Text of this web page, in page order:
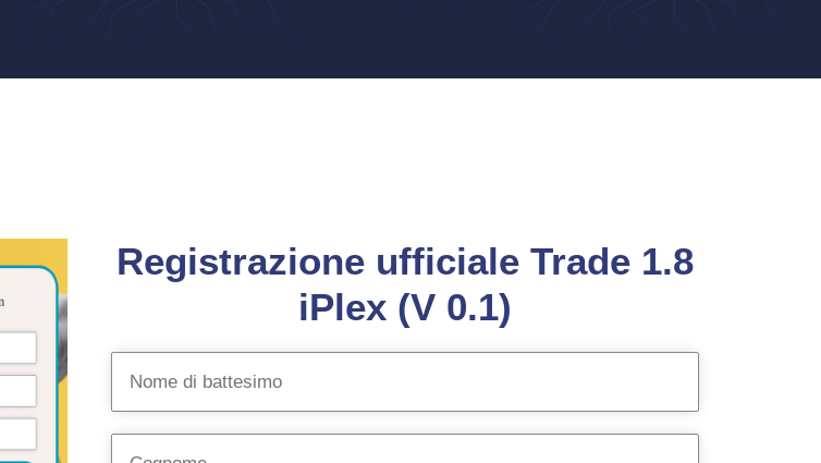
Registrazione ufficiale Trade 1.8
iPlex (V 0.1)